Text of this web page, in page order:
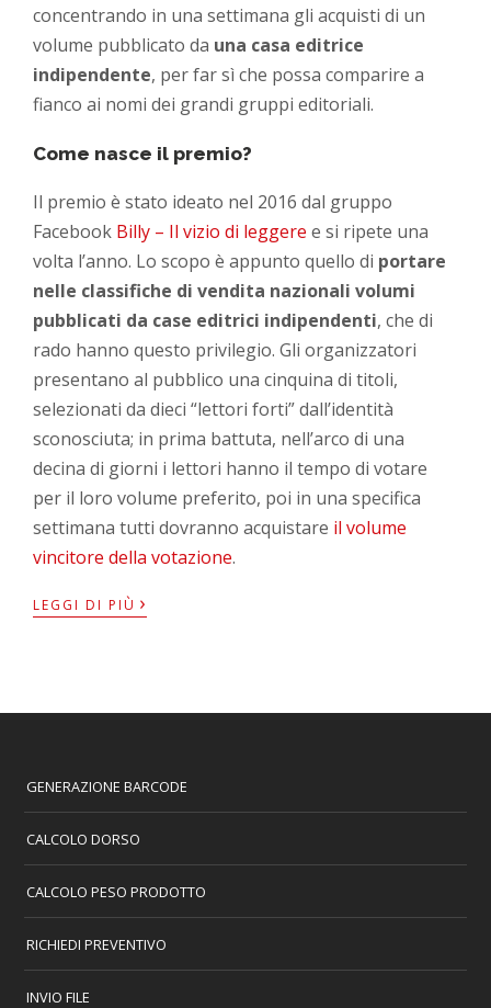
concentrando in una settimana gli acquisti di un
volume pubblicato da una casa editrice
indipendente, per far sì che possa comparire a
fianco ai nomi dei grandi gruppi editoriali.
Come nasce il premio?
Il premio è stato ideato nel 2016 dal gruppo
Facebook Billy – Il vizio di leggere e si ripete una
volta l’anno. Lo scopo è appunto quello di portare
nelle classifiche di vendita nazionali volumi
pubblicati da case editrici indipendenti, che di
rado hanno questo privilegio. Gli organizzatori
presentano al pubblico una cinquina di titoli,
selezionati da dieci “lettori forti” dall’identità
sconosciuta; in prima battuta, nell’arco di una
decina di giorni i lettori hanno il tempo di votare
per il loro volume preferito, poi in una specifica
settimana tutti dovranno acquistare il volume
vincitore della votazione.
LEGGI DI PIÙ ›
GENERAZIONE BARCODE
CALCOLO DORSO
CALCOLO PESO PRODOTTO
RICHIEDI PREVENTIVO
INVIO FILE